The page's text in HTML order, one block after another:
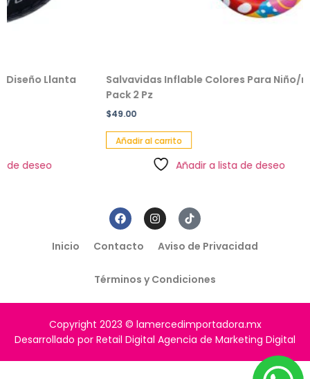
Salvavidas Inflable Colores Para Niño/niña
Añadir al carrito
Añadir a lista de deseo
Inicio Contacto Aviso de Privacidad
Términos y Condiciones
Copyright 2023 © lamercedimportadora.mx
Desarrollado por Retail Digital Agencia de Marketing Digital